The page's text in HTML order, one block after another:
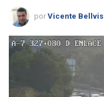
por Vicente Bellvis